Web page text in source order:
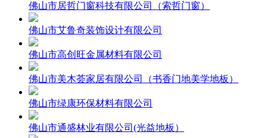
佛山市居哲门窗科技有限公司（索哲门窗）
佛山市艾鲁奇装饰设计有限公司
佛山市高创旺金属材料有限公司
佛山市美木荟家居有限公司（书香门地美学地板）
佛山市绿康环保材料有限公司
佛山市通盛林业有限公司(光益地板）